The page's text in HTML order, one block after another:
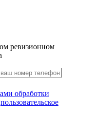
ревизионном
обработки
пользовательское